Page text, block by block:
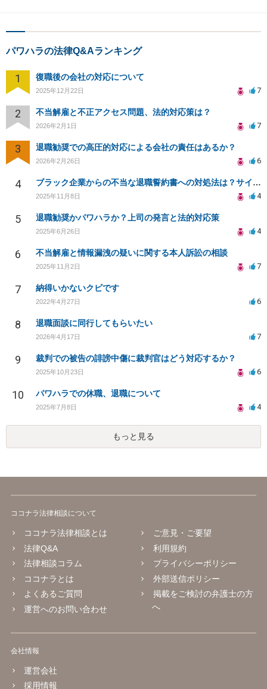
パワハラの法律Q&Aランキング
1 復職後の会社の対応について
2025年12月22日 7
2 不当解雇と不正アクセス問題、法的対応策は？
2026年2月1日 7
3 退職勧奨での高圧的対応による会社の責任はあるか？
2026年2月26日 6
4 ブラック企業からの不当な退職誓約書への対処法は？サインを断る方法は？
2025年11月8日 4
5 退職勧奨かパワハラか？上司の発言と法的対応策
2025年6月26日 4
6 不当解雇と情報漏洩の疑いに関する本人訴訟の相談
2025年11月2日 7
7 納得いかないクビです
2022年4月27日 6
8 退職面談に同行してもらいたい
2026年4月17日 7
9 裁判での被告の誹謗中傷に裁判官はどう対応するか？
2025年10月23日 6
10 パワハラでの休職、退職について
2025年7月8日 4
もっと見る
ココナラ法律相談について
ココナラ法律相談とは
法律Q&A
法律相談コラム
ココナラとは
よくあるご質問
運営へのお問い合わせ
ご意見・ご要望
利用規約
プライバシーポリシー
外部送信ポリシー
掲載をご検討の弁護士の方
へ
会社情報
運営会社
採用情報